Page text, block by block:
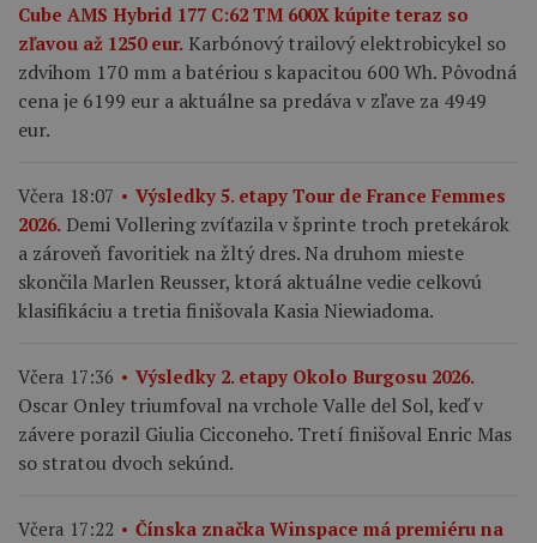
Cube AMS Hybrid 177 C:62 TM 600X kúpite teraz so
zľavou až 1250 eur. Karbónový trailový elektrobicykel so
zdvihom 170 mm a batériou s kapacitou 600 Wh. Pôvodná
cena je 6199 eur a aktuálne sa predáva v zľave za 4949
eur.
Včera 18:07
Výsledky 5. etapy Tour de France Femmes
2026. Demi Vollering zvíťazila v šprinte troch pretekárok
a zároveň favoritiek na žltý dres. Na druhom mieste
skončila Marlen Reusser, ktorá aktuálne vedie celkovú
klasifikáciu a tretia finišovala Kasia Niewiadoma.
Včera 17:36 Výsledky 2. etapy Okolo Burgosu 2026.
Oscar Onley triumfoval na vrchole Valle del Sol, keď v
závere porazil Giulia Cicconeho. Tretí finišoval Enric Mas
so stratou dvoch sekúnd.
Včera 17:22
Čínska značka Winspace má premiéru na